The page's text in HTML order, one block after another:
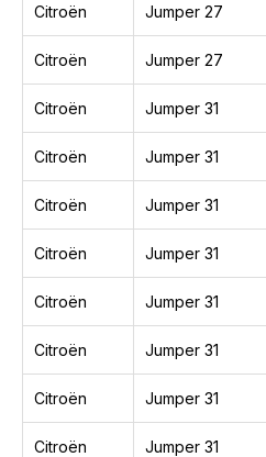
Citroën Jumper 27
Citroën Jumper 27
Citroën Jumper 31
Citroën Jumper 31
Citroën Jumper 31
Citroën Jumper 31
Citroën Jumper 31
Citroën Jumper 31
Citroën Jumper 31
Citroën Jumper 31